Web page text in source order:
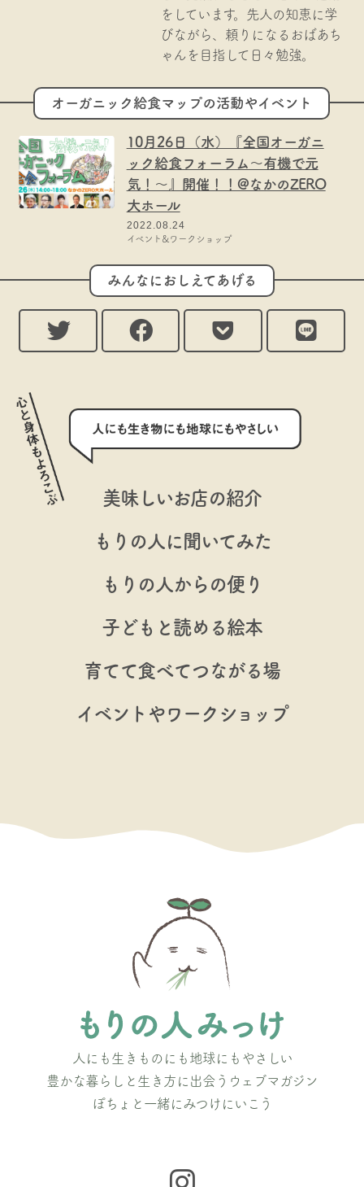
をしています。先人の知恵に学
びながら、頼りになるおばあち
ゃんを目指して日々勉強。
オーガニック給食マップの活動やイベント
10月26日（水）『全国オーガニ
ック給食フォーラム〜有機で元
気！〜』開催！！@なかのZERO
大ホール
2022.08.24
イベント&ワークショップ
みんなにおしえてあげる
美味しいお店の紹介
もりの人に聞いてみた
もりの人からの便り
子どもと読める絵本
育てて食べてつながる場
イベントやワークショップ
人にも生きものにも地球にもやさしい
豊かな暮らしと生き方に出会うウェブマガジン
ぽちょと一緒にみつけにいこう